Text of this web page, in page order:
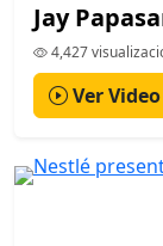
Jay
4,427
Ver Video